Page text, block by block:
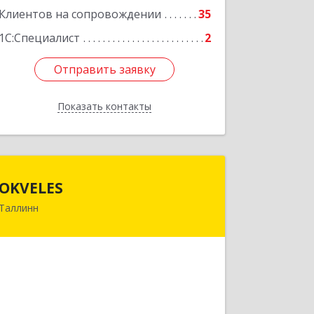
Клиентов на сопровождении
35
1С:Специалист
2
Отправить заявку
Показать контакты
Отправить заявку
Назад
OKVELES
Таллинн
12915, Эстония, Таллинн, Лаки, 15-218